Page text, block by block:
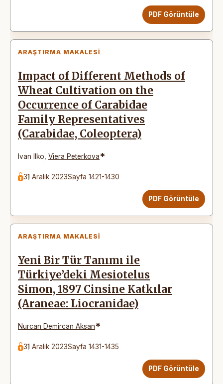
PDF Görüntüle
ARAŞTIRMA MAKALESI
Impact of Different Methods of
Wheat Cultivation on the
Occurrence of Carabidae
Family Representatives
(Carabidae, Coleoptera)
Ivan Ilko Viera Peterkova*
31 Aralık 2023Sayfa 1421-1430
PDF Görüntüle
ARAŞTIRMA MAKALESI
Yeni Bir Tür Tanımı ile
Türkiye’deki Mesiotelus
Simon, 1897 Cinsine Katkılar
(Araneae: Liocranidae)
Nurcan Demircan Aksan*
31 Aralık 2023Sayfa 1431-1435
PDF Görüntüle